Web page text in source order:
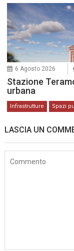
6 Agosto 2026
Stazione
urbana
Infrastrutture Spazi
LASCIA UN